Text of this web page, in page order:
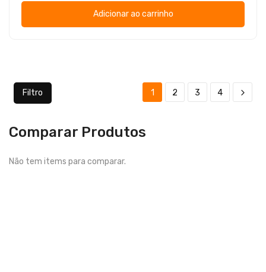
Adicionar ao carrinho
Filtro 1 2 3 4
Comparar Produtos
Não tem items para comparar.